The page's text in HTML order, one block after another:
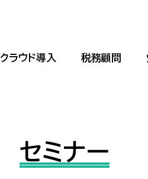
クラウド導入 税務顧問
セミナー